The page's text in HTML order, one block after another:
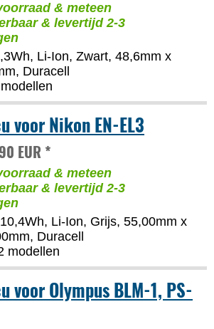
& meteen
& levertijd 2-3
Li-Ion, Zwart, 48,6mm x
Duracell
voor Nikon EN-EL3
EUR *
& meteen
& levertijd 2-3
Li-Ion, Grijs, 55,00mm x
Duracell
modellen
voor Olympus BLM-1, PS-